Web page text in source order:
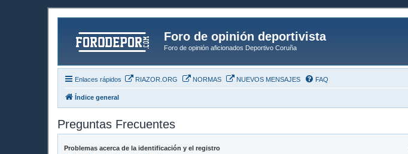
Foro de opinión deportivista
Foro de opinión aficionados Deportivo Coruña
Enlaces rápidos RIAZOR.ORG NORMAS NUEVOS MENSAJES FAQ
Índice general
Preguntas Frecuentes
Problemas acerca de la identificación y el registro